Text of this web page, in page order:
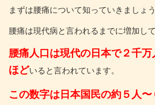
まずは腰痛について知っていきましょう
腰痛は現代病と言われるまでに増加して
腰痛人口は現代の日本で２千万
ほどいると言われています。
この数字は日本国民の約５人